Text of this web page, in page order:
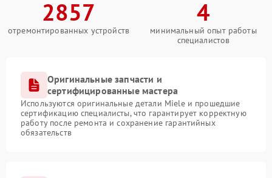
2857
отремонтированных устройств
4
минимальный опыт работы
специалистов
Оригинальные запчасти и
сертифицированные мастера
Используются оригинальные детали Miele и прошедшие
сертификацию специалисты, что гарантирует корректную
работу после ремонта и сохранение гарантийных
обязательств